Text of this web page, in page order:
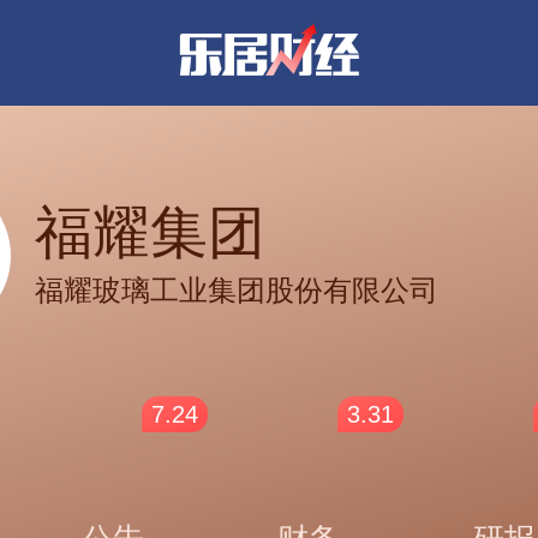
福耀集团
福耀玻璃工业集团股份有限公司
7.24 3.31